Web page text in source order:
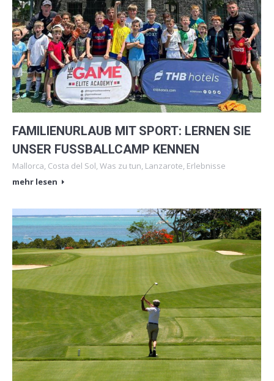
FAMILIENURLAUB MIT SPORT: LERNEN SIE
UNSER FUSSBALLCAMP KENNEN
Mallorca, Costa del Sol, Was zu tun, Lanzarote, Erlebnisse
mehr lesen